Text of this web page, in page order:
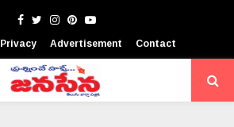
Facebook
TwitterInstagram
Pinterest
Youtube
Privacy Advertisement Contact